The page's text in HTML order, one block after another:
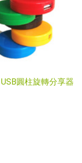
USB圓柱旋轉分享器